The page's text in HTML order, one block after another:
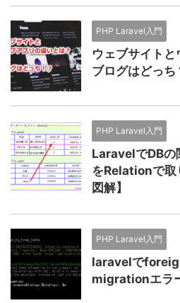
PHP Laravel入門
ウェブサイトと
ブログはどっち
PHP Laravel入門
LaravelでDBの
をRelationで取
図解】
PHP Laravel入門
laravelで
migrationエラ